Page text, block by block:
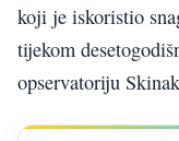
koji je iskoristio
tijekom
opservatoriju